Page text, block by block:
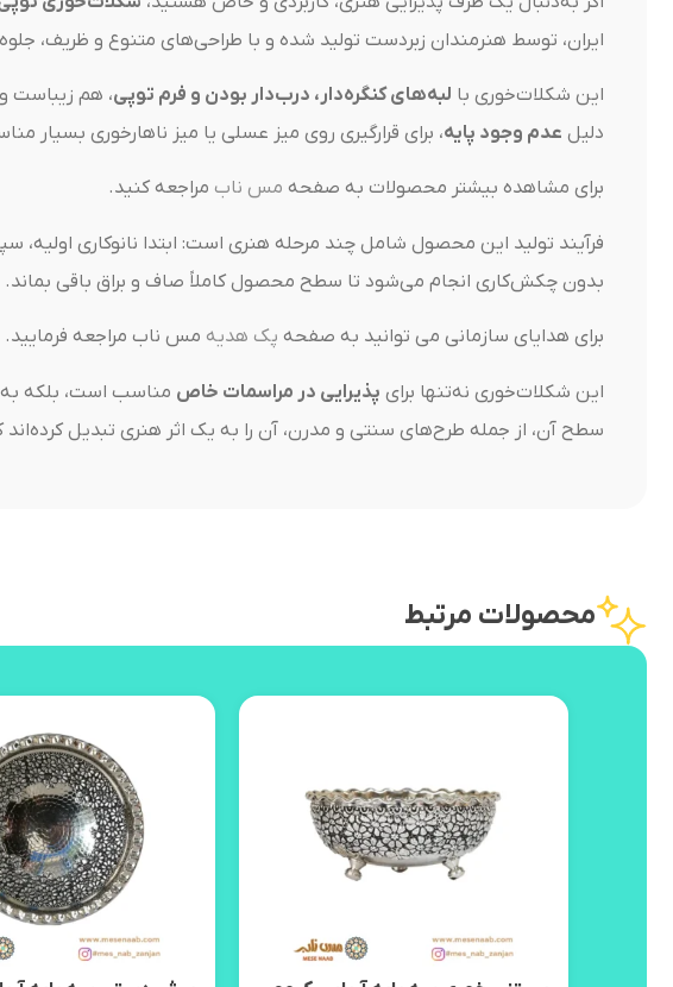
ایران، توسط هنرمندان زبردست تولید شده و با طراحی‌های متنوع و ظریف،
این شکلات‌خوری با لبه‌های کنگره‌دار، درب‌دار بودن و فرم توپی، هم زیباست
دلیل عدم وجود پایه، برای قرارگیری روی میز عسلی یا میز ناهارخوری
برای مشاهده بیشتر محصولات به صفحه مس ناب مراجعه کنید.
فرآیند تولید این محصول شامل چند مرحله هنری است: ابتدا نانوکاری اولیه،
بدون چکش‌کاری انجام می‌شود تا سطح محصول کاملاً صاف و براق باقی بماند.
برای هدایای سازمانی می توانید به صفحه پک هدیه مس ناب مراجعه فرمایید.
این شکلات‌خوری نه‌تنها برای پذیرایی در مراسمات خاص مناسب است، بلکه
سطح آن، از جمله طرح‌های سنتی و مدرن، آن را به یک اثر هنری تبدیل کرده‌اند
محصولات مرتبط